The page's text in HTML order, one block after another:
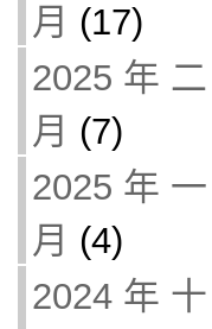
月 (17)
2025 年 二
月 (7)
2025 年 一
月 (4)
2024 年 十